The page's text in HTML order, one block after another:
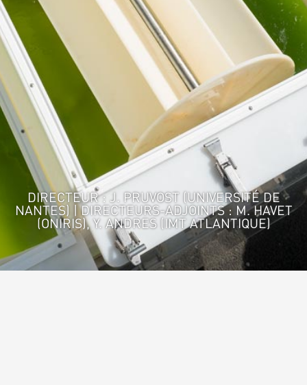
DIRECTEUR : J. PRUVOST (UNIVERSITÉ DE
NANTES) | DIRECTEURS-ADJOINTS : M. HAVET
(ONIRIS), Y. ANDRES (IMT ATLANTIQUE)
Accueil